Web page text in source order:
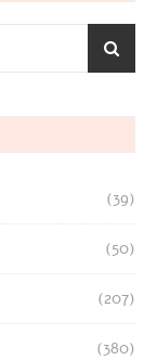
(39)
(50)
(207)
(380)